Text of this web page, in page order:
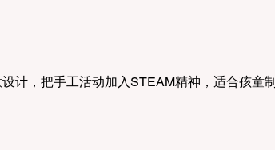
计，把手工活动加入STEAM精神，适合孩童制